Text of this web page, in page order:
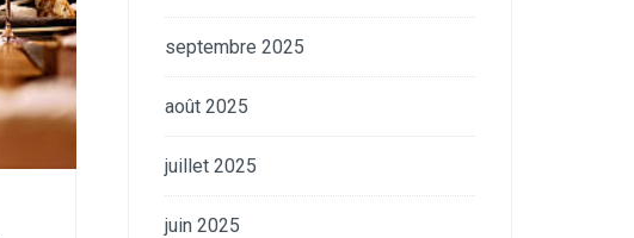
septembre 2025
août 2025
juillet 2025
juin 2025